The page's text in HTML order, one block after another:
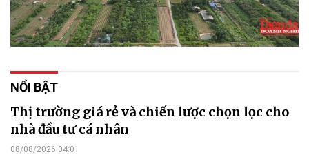
NỔI BẬT
Thị trường giá rẻ và chiến lược chọn lọc cho
nhà đầu tư cá nhân
08/08/2026 04:01